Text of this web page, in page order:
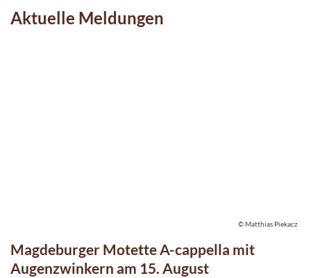
Aktuelle Meldungen
Magdeburger Motette A-cappella mit
Augenzwinkern am 15. August
© Matthias Piekacz